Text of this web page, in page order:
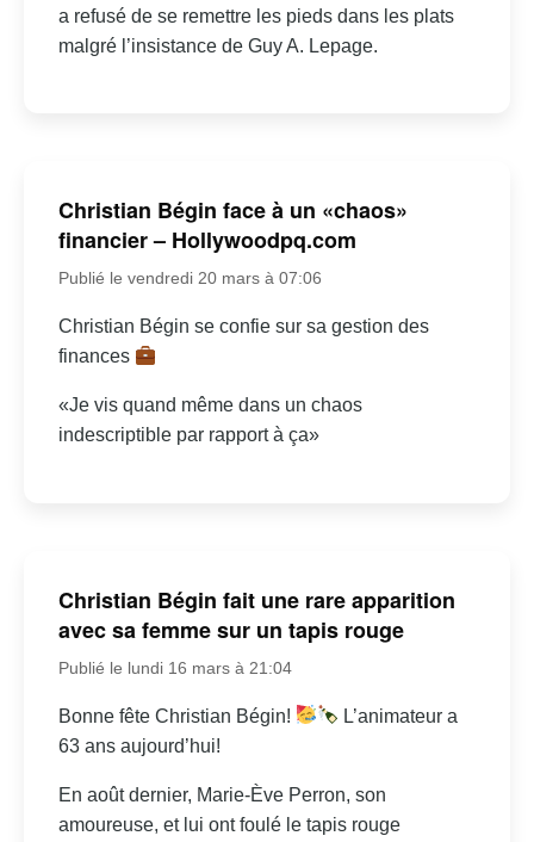
a refusé de se remettre les pieds dans les plats
malgré l’insistance de Guy A. Lepage.
Christian Bégin face à un «chaos»
financier – Hollywoodpq.com
Publié le vendredi 20 mars à 07:06
Christian Bégin se confie sur sa gestion des
finances
«Je vis quand même dans un chaos
indescriptible par rapport à ça»
Christian Bégin fait une rare apparition
avec sa femme sur un tapis rouge
Publié le lundi 16 mars à 21:04
Bonne fête Christian Bégin!
L’animateur a
63 ans aujourd’hui!
En août dernier, Marie-Ève Perron, son
amoureuse, et lui ont foulé le tapis rouge